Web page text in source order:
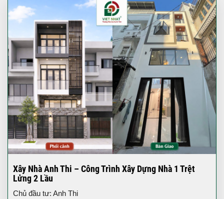
Xây Nhà Anh Thi – Công Trình Xây Dựng Nhà 1 Trệt
Lửng 2 Lầu
Chủ đầu tư: Anh Thi